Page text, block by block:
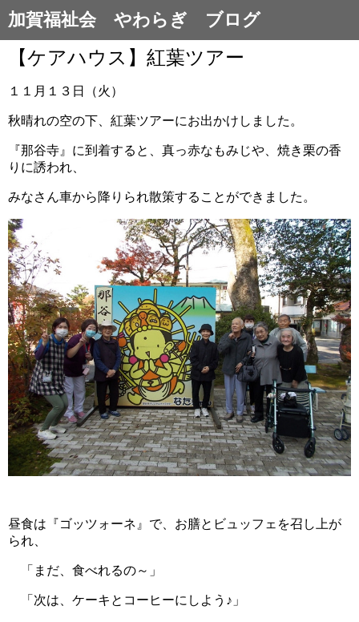
加賀福祉会 やわらぎ ブログ
【ケアハウス】紅葉ツアー
１１月１３日（火）
秋晴れの空の下、紅葉ツアーにお出かけしました。
『那谷寺』に到着すると、真っ赤なもみじや、焼き栗の香
りに誘われ、
みなさん車から降りられ散策することができました。
昼食は『ゴッツォーネ』で、お膳とビュッフェを召し上が
られ、
「まだ、食べれるの～」
「次は、ケーキとコーヒーにしよう♪」